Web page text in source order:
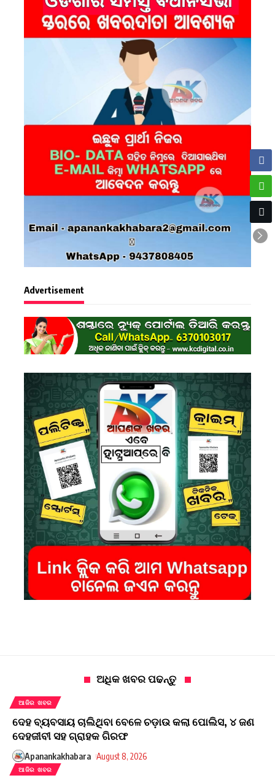
Advertisement
ଅଧିକ ଖବର ପଢନ୍ତୁ
ଆଜିର ଖବର
ଦେହ ବ୍ୟବସାୟ ଚାଲିଥିବା ବେଳେ ଚଡ଼ାଉ କଲା ପୋଲିସ, ୪ ଜଣ
ଦେହଜୀବୀ ସହ ଗ୍ରାହକ ଗିରଫ
Apanankakhabara August 8, 2026
ଆଜିର ଖବର